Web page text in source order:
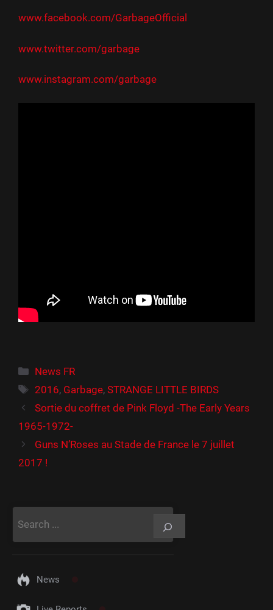
www.facebook.com/GarbageOfficial
www.twitter.com/garbage
www.instagram.com/garbage
Catégories
News FR
Étiquettes
2016, Garbage,STRANGE LITTLE BIRDS
Sortie du coffret de Pink Floyd -The Early Years
1965-1972-
Guns N’Roses au Stade de France le 7 juillet
2017 !
News